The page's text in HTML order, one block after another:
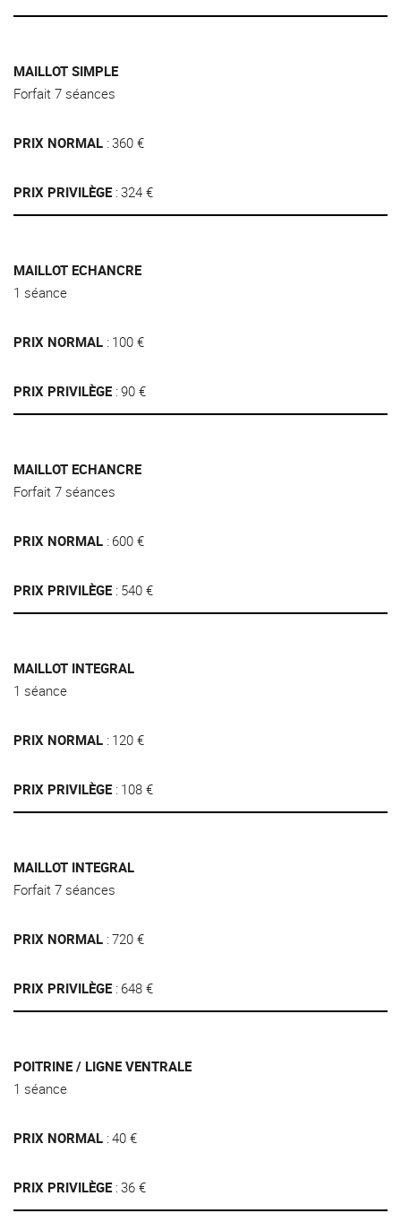
MAILLOT SIMPLE
Forfait 7 séances
PRIX NORMAL 360 €
PRIX PRIVILÈGE 324 €
MAILLOT ECHANCRE
1 séance
PRIX NORMAL 100 €
PRIX PRIVILÈGE 90 €
MAILLOT ECHANCRE
Forfait 7 séances
PRIX NORMAL 600 €
PRIX PRIVILÈGE 540 €
MAILLOT INTEGRAL
1 séance
PRIX NORMAL 120 €
PRIX PRIVILÈGE 108 €
MAILLOT INTEGRAL
Forfait 7 séances
PRIX NORMAL 720 €
PRIX PRIVILÈGE 648 €
POITRINE / LIGNE VENTRALE
1 séance
PRIX NORMAL 40 €
PRIX PRIVILÈGE 36 €